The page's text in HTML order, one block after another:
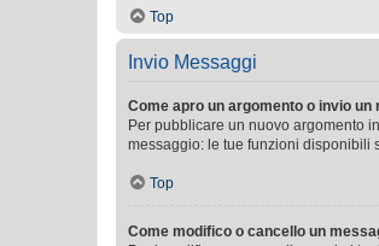
Top
Invio Messaggi
Come apro un argomento o invio
Per pubblicare un nuovo argomento
messaggio: le tue funzioni disponibili
Top
Come modifico o cancello un